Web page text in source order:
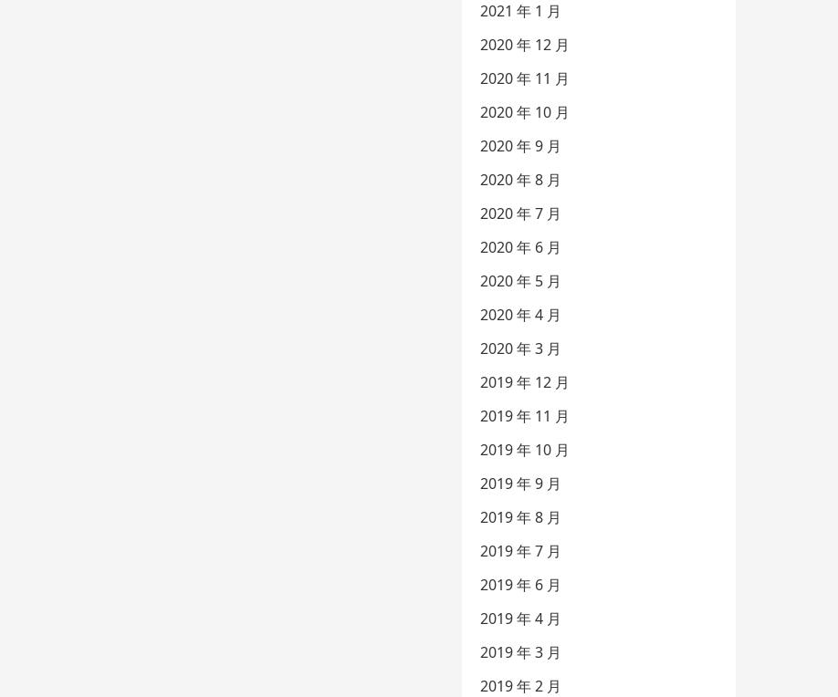
2021 年 1 月
2020 年 12 月
2020 年 11 月
2020 年 10 月
2020 年 9 月
2020 年 8 月
2020 年 7 月
2020 年 6 月
2020 年 5 月
2020 年 4 月
2020 年 3 月
2019 年 12 月
2019 年 11 月
2019 年 10 月
2019 年 9 月
2019 年 8 月
2019 年 7 月
2019 年 6 月
2019 年 4 月
2019 年 3 月
2019 年 2 月